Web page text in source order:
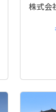
株式会